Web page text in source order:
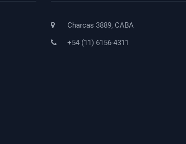
Charcas 3889, CABA
+54 (11) 6156-4311